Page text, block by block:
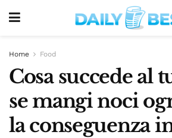
Home Food
Cosa succede al
se mangi noci
la conseguenza